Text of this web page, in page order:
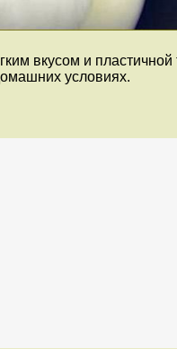
вкусом и пластичной
условиях.